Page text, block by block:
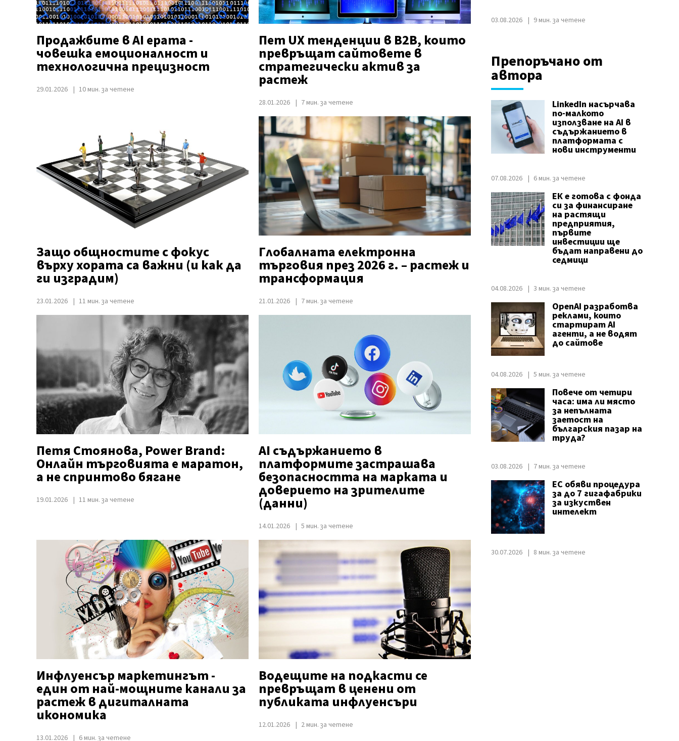
Продажбите в AI ерата -
човешка емоционалност и
технологична прецизност
29.01.2026 10 мин. за четене
Пет UX тенденции в B2B, които
превръщат сайтовете в
стратегически актив за
растеж
28.01.2026 7 мин. за четене
Защо общностите с фокус
върху хората са важни (и как да
ги изградим)
23.01.2026 11 мин. за четене
Глобалната електронна
търговия през 2026 г. – растеж и
трансформация
21.01.2026 7 мин. за четене
Петя Стоянова, Power Brand:
Онлайн търговията е маратон,
а не спринтово бягане
19.01.2026 11 мин. за четене
AI съдържанието в
платформите застрашава
безопасността на марката и
доверието на зрителите
(данни)
14.01.2026 5 мин. за четене
Инфлуенсър маркетингът -
един от най-мощните канали за
растеж в дигиталната
икономика
13.01.2026 6 мин. за четене
Водещите на подкасти се
превръщат в ценени от
публиката инфлуенсъри
12.01.2026 2 мин. за четене
03.08.2026 9 мин. за четене
Препоръчано от
автора
LinkedIn насърчава
по-малкото
използване на AI в
съдържанието в
платформата с
нови инструменти
07.08.2026 6 мин. за четене
ЕК е готова с фонда
си за финансиране
на растящи
предприятия,
първите
инвестиции ще
бъдат направени до
седмици
04.08.2026 3 мин. за четене
OpenAI разработва
реклами, които
стартират AI
агенти, а не водят
до сайтове
04.08.2026 5 мин. за четене
Повече от четири
часа: има ли място
за непълната
заетост на
българския пазар на
труда?
03.08.2026 7 мин. за четене
ЕС обяви процедура
за до 7 гигафабрики
за изкуствен
интелект
30.07.2026 8 мин. за четене